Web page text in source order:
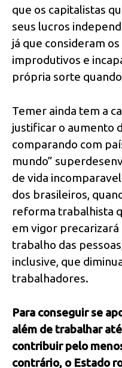
que os capitalistas
seus lucros
já que consideram
improdutivos e
própria sorte
Temer ainda tem a
justificar o aumento
comparando com
mundo”
de vida
dos brasileiros,
reforma trabalhista
em vigor precarizará
trabalho das
inclusive, que
trabalhadores.
Para conseguir se
além de trabalhar
contribuir pelo
contrário, o Estado